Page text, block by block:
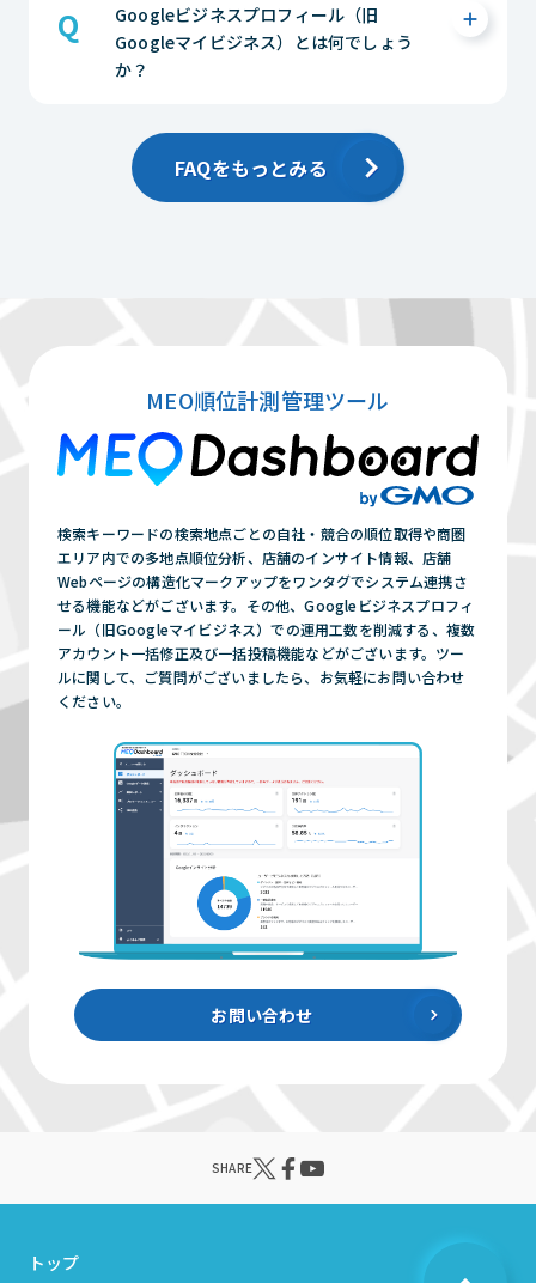
している自社のWEBページの評価、また他媒
体等の情報の正確性も大きく検索順位に影響
してきます。
ーワードや、現在のお客様のWEB周りの
Google評価により左右されてしまいますの
で、一概に期間は限定できません。
Googleビジネスプロフィール（旧
Googleマイビジネス）とは何でしょう
か？
Googleが提供しているサービス(Google検索
やGoogleマップなど)で、自店舗の情報（住
所、営業時間、電話番号）を表示したり、それ
FAQをもっとみる
MEO順位計測管理ツール
検索キーワードの検索地点ごとの自社・競合の順位取得や商圏
エリア内での多地点順位分析、店舗のインサイト情報、店舗
Webページの構造化マークアップをワンタグでシステム連携さ
せる機能などがございます。その他、Googleビジネスプロフィ
ール（旧Googleマイビジネス）での運用工数を削減する、複数
アカウント一括修正及び一括投稿機能などがございます。ツー
ルに関して、ご質問がございましたら、お気軽にお問い合わせ
ください。
お問い合わせ
SHARE
トップ